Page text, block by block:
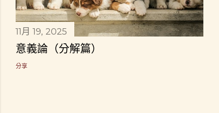
11月 19, 2025
意義論（分解篇）
分享